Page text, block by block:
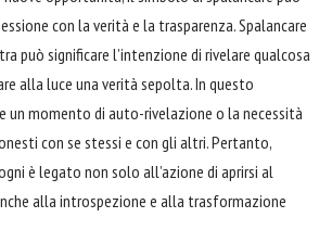
con la verità e la trasparenza. Spalancare
può significare l’intenzione di rivelare qualcosa
alla luce una verità sepolta. In questo
un momento di auto-rivelazione o la necessità
con se stessi e con gli altri. Pertanto,
è legato non solo all’azione di aprirsi al
alla introspezione e alla trasformazione